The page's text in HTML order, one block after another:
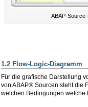
ABAP-
1.2 Flow-Logic-Diagramm
Für die grafische Darstellung
von ABAP® Sourcen steht die
welchen Bedingungen welche